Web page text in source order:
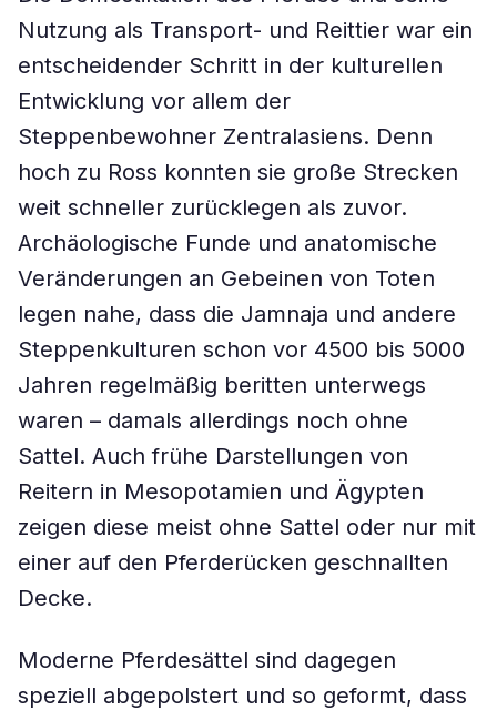
Nutzung als Transport- und Reittier war ein
entscheidender Schritt in der kulturellen
Entwicklung vor allem der
Steppenbewohner Zentralasiens. Denn
hoch zu Ross konnten sie große Strecken
weit schneller zurücklegen als zuvor.
Archäologische Funde und anatomische
Veränderungen an Gebeinen von Toten
legen nahe, dass die Jamnaja und andere
Steppenkulturen schon vor 4500 bis 5000
Jahren regelmäßig beritten unterwegs
waren – damals allerdings noch ohne
Sattel. Auch frühe Darstellungen von
Reitern in Mesopotamien und Ägypten
zeigen diese meist ohne Sattel oder nur mit
einer auf den Pferderücken geschnallten
Decke.
Moderne Pferdesättel sind dagegen
speziell abgepolstert und so geformt, dass